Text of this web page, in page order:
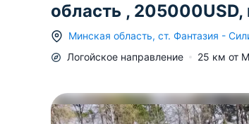
область ,
Минская область, ст. Фантазия -
Логойское направление 25 км от